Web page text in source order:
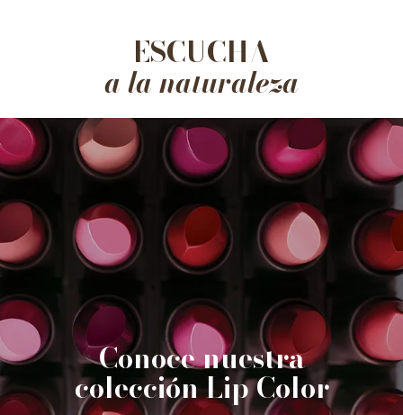
ESCUCHA
a la naturaleza
Conoce nuestra
colección Lip Color